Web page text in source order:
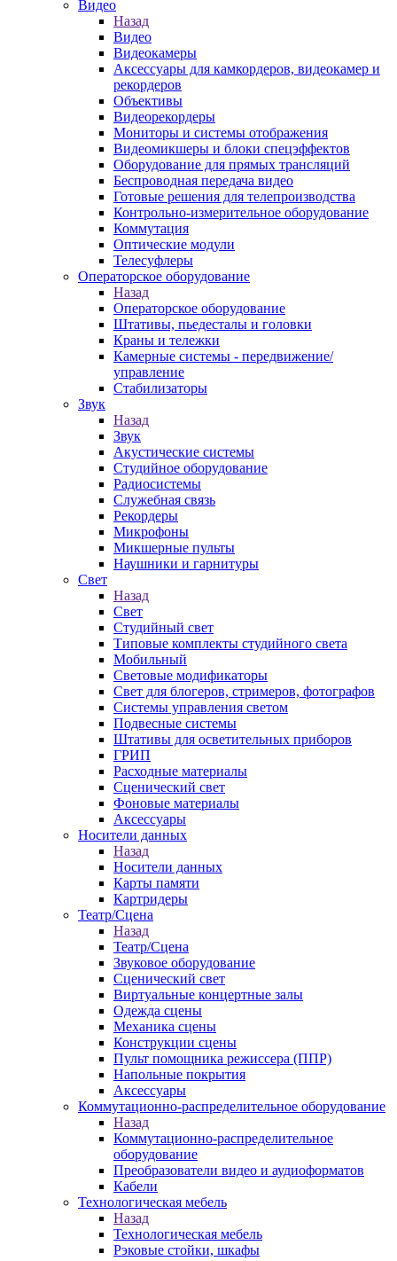
Видео
Назад
Видео
Видеокамеры
Аксессуары для камкордеров, видеокамер и
рекордеров
Объективы
Видеорекордеры
Мониторы и системы отображения
Видеомикшеры и блоки спецэффектов
Оборудование для прямых трансляций
Беспроводная передача видео
Готовые решения для телепроизводства
Контрольно-измерительное оборудование
Коммутация
Оптические модули
Телесуфлеры
Операторское оборудование
Назад
Операторское оборудование
Штативы, пьедесталы и головки
Краны и тележки
Камерные системы - передвижение/
управление
Стабилизаторы
Звук
Назад
Звук
Акустические системы
Студийное оборудование
Радиосистемы
Служебная связь
Рекордеры
Микрофоны
Микшерные пульты
Наушники и гарнитуры
Свет
Назад
Свет
Студийный свет
Типовые комплекты студийного света
Мобильный
Световые модификаторы
Свет для блогеров, стримеров, фотографов
Системы управления светом
Подвесные системы
Штативы для осветительных приборов
ГРИП
Расходные материалы
Сценический свет
Фоновые материалы
Аксессуары
Носители данных
Назад
Носители данных
Карты памяти
Картридеры
Театр/Сцена
Назад
Театр/Сцена
Звуковое оборудование
Сценический свет
Виртуальные концертные залы
Одежда сцены
Механика сцены
Конструкции сцены
Пульт помощника режиссера (ППР)
Напольные покрытия
Аксессуары
Коммутационно-распределительное оборудование
Назад
Коммутационно-распределительное
оборудование
Преобразователи видео и аудиоформатов
Кабели
Технологическая мебель
Назад
Технологическая мебель
Рэковые стойки, шкафы